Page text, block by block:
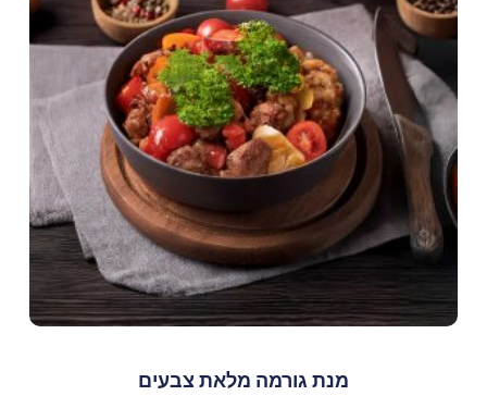
מנת גורמה מלאת צבעים